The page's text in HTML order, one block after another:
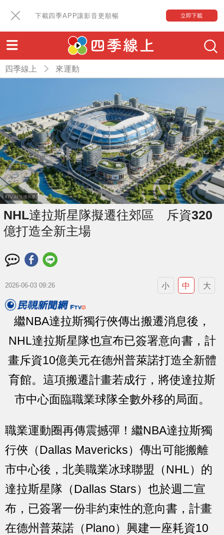
下載四季APP讓影音更順暢 立即下載
四季線上 來運動
NHL達拉斯星隊擬遷往郊區 斥資320
億打造全新主場
2026-06-03 09:26 小 中 大
繼NBA達拉斯獨行俠傳出搬遷消息後，
NHL達拉斯星隊也宣布已簽署意向書，計
畫斥資10億美元在德州普萊諾打造全新體
育館。這項搬遷計畫若成行，將使達拉斯
市中心面臨職業球隊全數外移的局面。
職業運動圈再傳震撼彈！繼NBA達拉斯獨
行俠（Dallas Mavericks）傳出可能搬離
市中心後，北美職業冰球聯盟（NHL）的
達拉斯星隊（Dallas Stars）也於週二宣
布，已簽署一份非約束性的意向書，計畫
在德州普萊諾（Plano）興建一座耗資10